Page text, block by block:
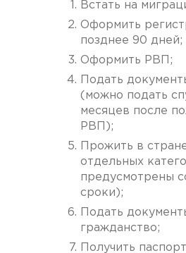
Встать на
Оформить
позднее 90 дней;
Оформить РВП;
Подать
(можно подать
месяцев после
РВП);
Прожить в
отдельных
предусмотрены
сроки);
Подать
гражданство;
Получить